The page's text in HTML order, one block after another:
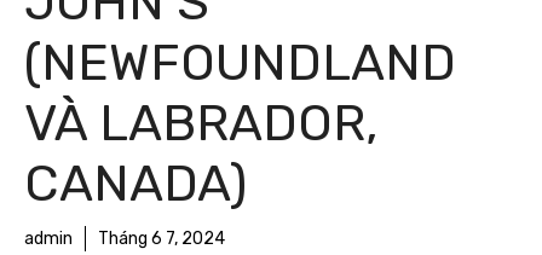
(NEWFOUNDLAND
VÀ LABRADOR,
CANADA)
admin Tháng 6 7, 2024